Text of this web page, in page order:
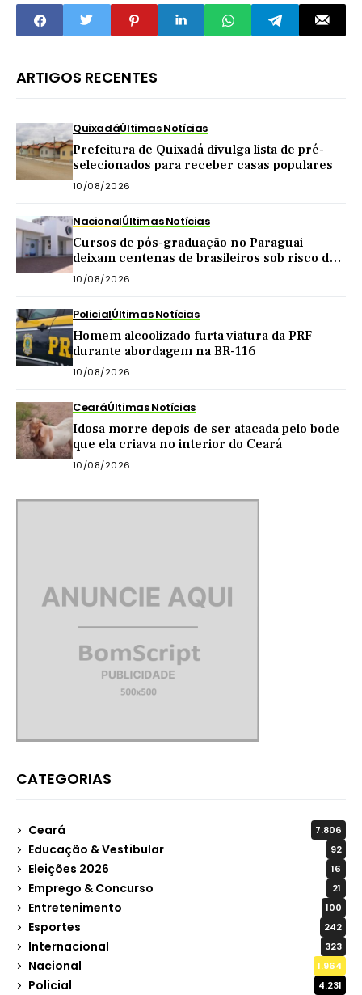
ARTIGOS RECENTES
QuixadáÚltimas Notícias
Prefeitura de Quixadá divulga lista de pré-
selecionados para receber casas populares
10/08/2026
NacionalÚltimas Notícias
Cursos de pós-graduação no Paraguai
deixam centenas de brasileiros sob risco de
perder diplomas
10/08/2026
PolicialÚltimas Notícias
Homem alcoolizado furta viatura da PRF
durante abordagem na BR-116
10/08/2026
CearáÚltimas Notícias
Idosa morre depois de ser atacada pelo bode
que ela criava no interior do Ceará
10/08/2026
CATEGORIAS
Ceará 7.806
Educação & Vestibular 92
Eleições 2026 16
Emprego & Concurso 21
Entretenimento 100
Esportes 242
Internacional 323
Nacional 1.964
Policial 4.231